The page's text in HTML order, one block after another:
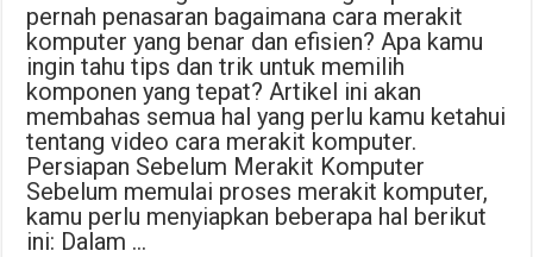
pernah penasaran bagaimana cara merakit
komputer yang benar dan efisien? Apa kamu
ingin tahu tips dan trik untuk memilih
komponen yang tepat? Artikel ini akan
membahas semua hal yang perlu kamu ketahui
tentang video cara merakit komputer.
Persiapan Sebelum Merakit Komputer
Sebelum memulai proses merakit komputer,
kamu perlu menyiapkan beberapa hal berikut
ini: Dalam …